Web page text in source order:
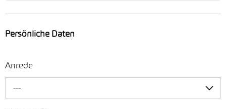
Persönliche Daten
Anrede
---